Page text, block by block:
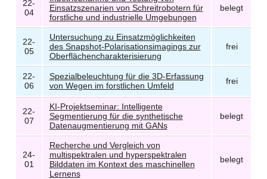
22-
04
Einsatzszenarien von Schreitrobotern für
forstliche und industrielle Umgebungen
belegt
22-
05
Untersuchung zu Einsatzmöglichkeiten
des Snapshot-Polarisationsimagings zur
Oberflächencharakterisierung
frei
22-
06
Spezialbeleuchtung für die 3D-Erfassung
von Wegen im forstlichen Umfeld
frei
22-
07
KI-Projektseminar: Intelligente
Segmentierung für die synthetische
Datenaugmentierung mit GANs
belegt
24-
01
Recherche und Vergleich von
multispektralen und hyperspektralen
Bilddaten im Kontext des maschinellen
Lernens
belegt